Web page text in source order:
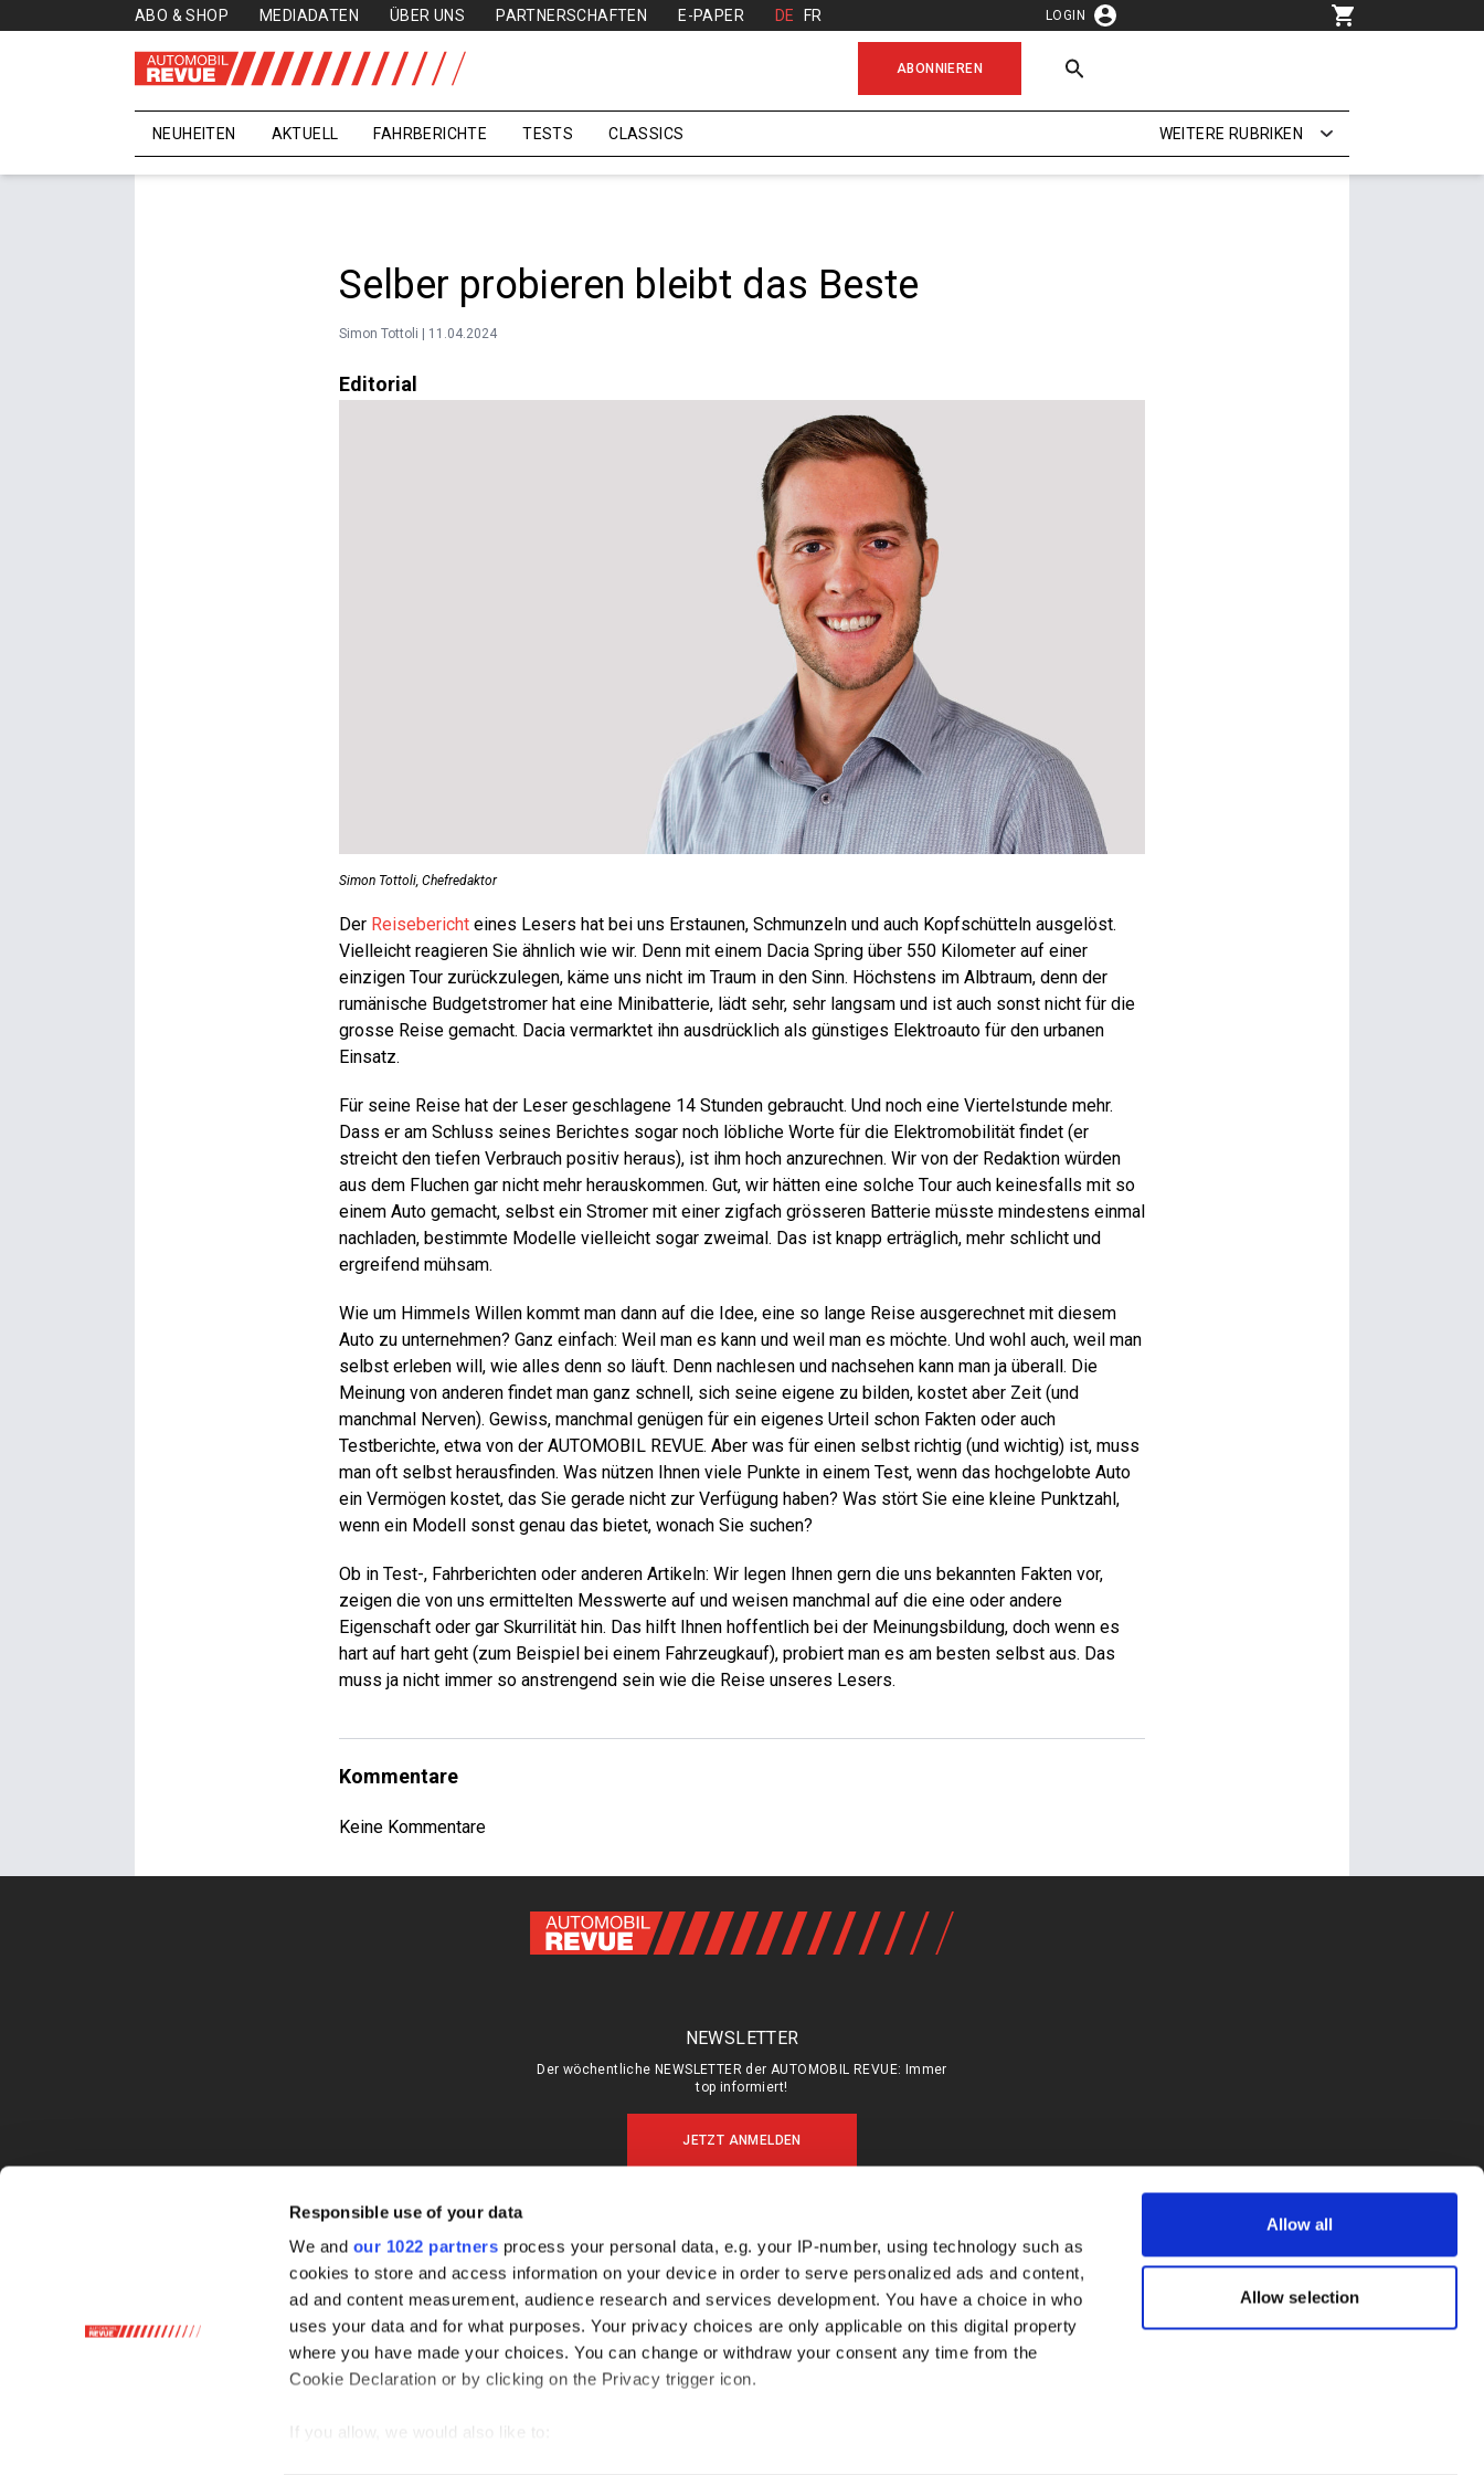
Responsible use of your data
We and our 1022 partners process your personal data, e.g. your IP-number, using technology such as
cookies to store and access information on your device in order to serve personalized ads and content,
ad and content measurement, audience research and services development. You have a choice in who
uses your data and for what purposes. Your privacy choices are only applicable on this digital property
where you have made your choices. You can change or withdraw your consent any time from the
Cookie Declaration or by clicking on the Privacy trigger icon.
If you allow, we would also like to:
Allow all
Allow selection
ABO & SHOP MEDIADATEN ÜBER UNS PARTNERSCHAFTEN E-PAPER DE FR LOGIN
ABONNIEREN
NEUHEITEN AKTUELL FAHRBERICHTE TESTS CLASSICS WEITERE RUBRIKEN
Selber probieren bleibt das Beste
Simon Tottoli | 11.04.2024
Editorial
Simon Tottoli, Chefredaktor
Der Reisebericht eines Lesers hat bei uns Erstaunen, Schmunzeln und auch Kopfschütteln ausgelöst.
Vielleicht reagieren Sie ähnlich wie wir. Denn mit einem Dacia Spring über 550 Kilometer auf einer
einzigen Tour zurückzulegen, käme uns nicht im Traum in den Sinn. Höchstens im Albtraum, denn der
rumänische Budgetstromer hat eine Minibatterie, lädt sehr, sehr langsam und ist auch sonst nicht für die
grosse Reise gemacht. Dacia vermarktet ihn ausdrücklich als günstiges Elektroauto für den urbanen
Einsatz.
Für seine Reise hat der Leser geschlagene 14 Stunden gebraucht. Und noch eine Viertelstunde mehr.
Dass er am Schluss seines Berichtes sogar noch löbliche Worte für die Elektromobilität findet (er
streicht den tiefen Verbrauch positiv heraus), ist ihm hoch anzurechnen. Wir von der Redaktion würden
aus dem Fluchen gar nicht mehr herauskommen. Gut, wir hätten eine solche Tour auch keinesfalls mit so
einem Auto gemacht, selbst ein Stromer mit einer zigfach grösseren Batterie müsste mindestens einmal
nachladen, bestimmte Modelle vielleicht sogar zweimal. Das ist knapp erträglich, mehr schlicht und
ergreifend mühsam.
Wie um Himmels Willen kommt man dann auf die Idee, eine so lange Reise ausgerechnet mit diesem
Auto zu unternehmen? Ganz einfach: Weil man es kann und weil man es möchte. Und wohl auch, weil man
selbst erleben will, wie alles denn so läuft. Denn nachlesen und nachsehen kann man ja überall. Die
Meinung von anderen findet man ganz schnell, sich seine eigene zu bilden, kostet aber Zeit (und
manchmal Nerven). Gewiss, manchmal genügen für ein eigenes Urteil schon Fakten oder auch
Testberichte, etwa von der AUTOMOBIL REVUE. Aber was für einen selbst richtig (und wichtig) ist, muss
man oft selbst herausfinden. Was nützen Ihnen viele Punkte in einem Test, wenn das hochgelobte Auto
ein Vermögen kostet, das Sie gerade nicht zur Verfügung haben? Was stört Sie eine kleine Punktzahl,
wenn ein Modell sonst genau das bietet, wonach Sie suchen?
Ob in Test-, Fahrberichten oder anderen Artikeln: Wir legen Ihnen gern die uns bekannten Fakten vor,
zeigen die von uns ermittelten Messwerte auf und weisen manchmal auf die eine oder andere
Eigenschaft oder gar Skurrilität hin. Das hilft Ihnen hoffentlich bei der Meinungsbildung, doch wenn es
hart auf hart geht (zum Beispiel bei einem Fahrzeugkauf), probiert man es am besten selbst aus. Das
muss ja nicht immer so anstrengend sein wie die Reise unseres Lesers.
Kommentare
Keine Kommentare
NEWSLETTER
Der wöchentliche NEWSLETTER der AUTOMOBIL REVUE: Immer
top informiert!
JETZT ANMELDEN
MEIN ABO (LOGIN)
ABO & SHOP
E-PAPER
KÜNDIGUNG
DATENSCHUTZ
ÜBER UNS
MEDIADATEN
KONTAKT
IMPRESSUM